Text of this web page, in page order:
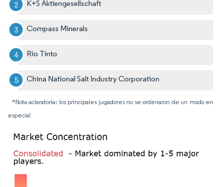
K+S Aktiengesellschaft
Compass Minerals
Rio Tinto
China National Salt Industry Corporation
*Nota aclaratoria: los principales jugadores no se ordenaron de un modo en
especial